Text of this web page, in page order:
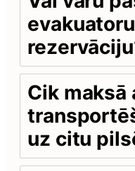
Cik maksā
uz citu